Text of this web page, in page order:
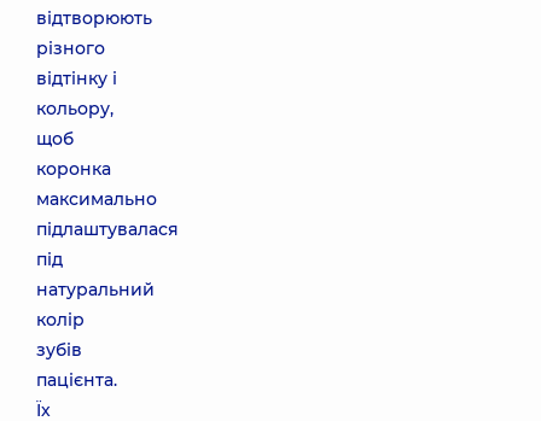
відтворюють
різного
відтінку і
кольору,
щоб
коронка
максимально
підлаштувалася
під
натуральний
колір
зубів
пацієнта.
Їх